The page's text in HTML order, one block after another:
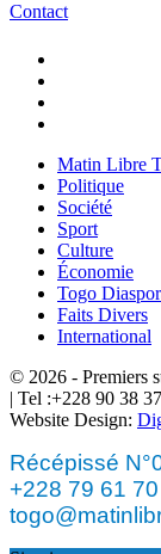
Contact
Matin Libre
Politique
Société
Sport
Culture
Économie
Togo
Faits Divers
International
© 2026 - Premiers
| Tel :+228 90 38
Website Design:
Récépissé
+228 79 61